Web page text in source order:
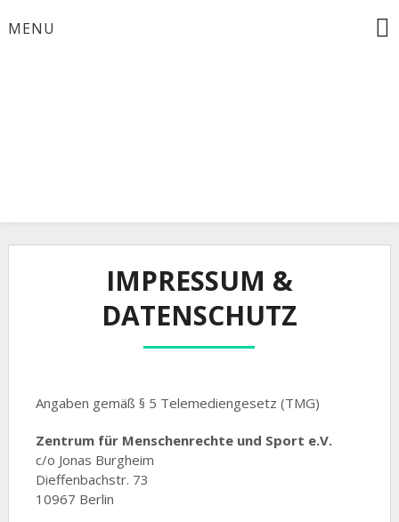
toMENU
IMPRESSUM &
DATENSCHUTZ
Angaben gemäß § 5 Telemediengesetz (TMG)
Zentrum für Menschenrechte und Sport e.V.
c/o Jonas Burgheim
Dieffenbachstr. 73
10967 Berlin